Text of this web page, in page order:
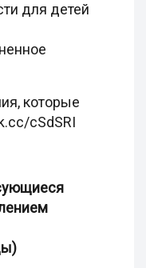
для детей
которые
cSdSRI